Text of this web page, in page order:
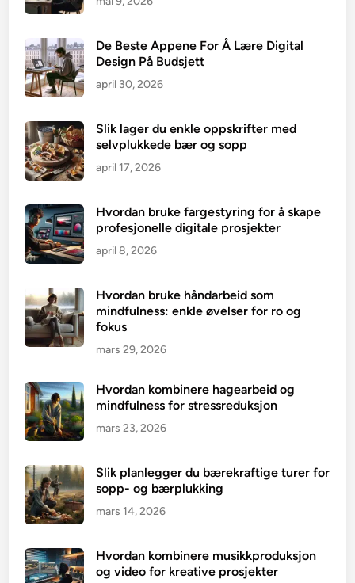
De Beste Appene For Å Lære Digital
Design På Budsjett
april 30, 2026
Slik lager du enkle oppskrifter med
selvplukkede bær og sopp
april 17, 2026
Hvordan bruke fargestyring for å skape
profesjonelle digitale prosjekter
april 8, 2026
Hvordan bruke håndarbeid som
mindfulness: enkle øvelser for ro og
fokus
mars 29, 2026
Hvordan kombinere hagearbeid og
mindfulness for stressreduksjon
mars 23, 2026
Slik planlegger du bærekraftige turer for
sopp- og bærplukking
mars 14, 2026
Hvordan kombinere musikkproduksjon
og video for kreative prosjekter